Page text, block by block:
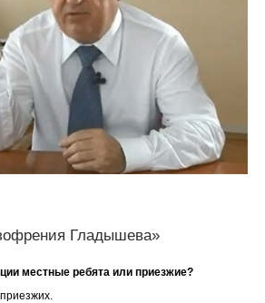
Гладышева»
местные ребята или приезжие?